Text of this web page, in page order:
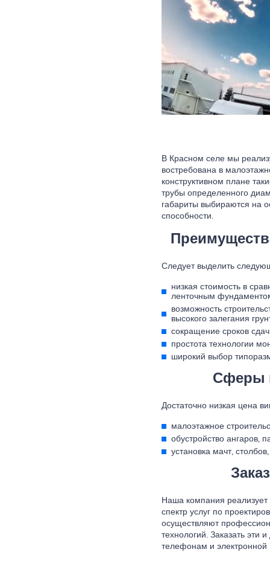
В Красном селе мы
востребована в
конструктивном плане
трубы определенного
габариты выбираются на
способности.
Следует выделить
низкая стоимость в
ленточным
возможность
высокого залегания
сокращение сроков
простота технологии
широкий выбор
Сферы
Достаточно низкая цена
малоэтажное
обустройство ангаров,
установка мачт,
Наша компания реализует
спектр услуг по
осуществляют
технологий. Заказать эти
телефонам и электронной